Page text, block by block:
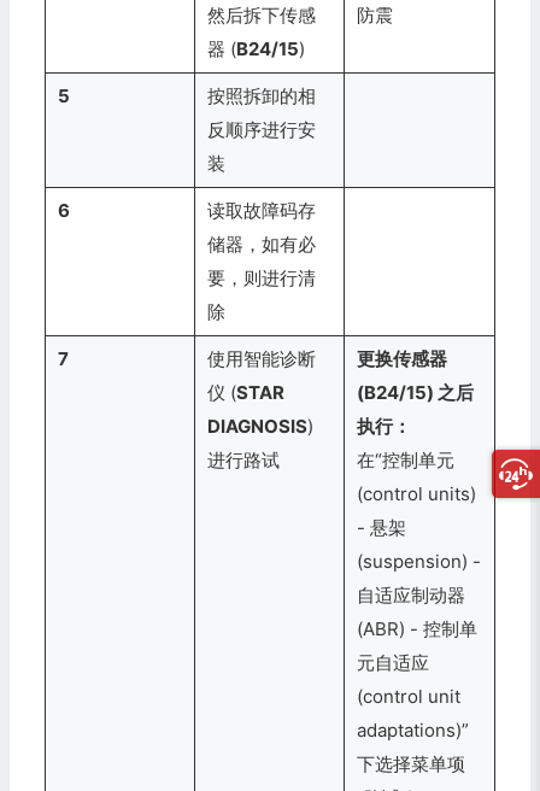
然后拆下传感
器 (B24/15)
防震
5
按照拆卸的相
反顺序进行安
装
6
读取故障码存
储器，如有必
要，则进行清
除
7
使用智能诊断
仪 (STAR
DIAGNOSIS)
进行路试
更换传感器
(B24/15) 之后
执行：
在“控制单元
(control units)
- 悬架
(suspension) -
自适应制动器
(ABR) - 控制单
元自适应
(control unit
adaptations)”
下选择菜单项